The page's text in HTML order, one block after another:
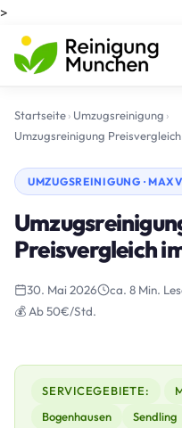
>
Startseite› Umzugsreinigung ›
Umzugsreinigung
UMZUGSREINIGUNG ·
Preisvergleich
30. Mai 2026 ca. 8 Min.
💰 Ab 50€/Std.
SERVICEGEBIETE:
Bogenhausen
Sendling